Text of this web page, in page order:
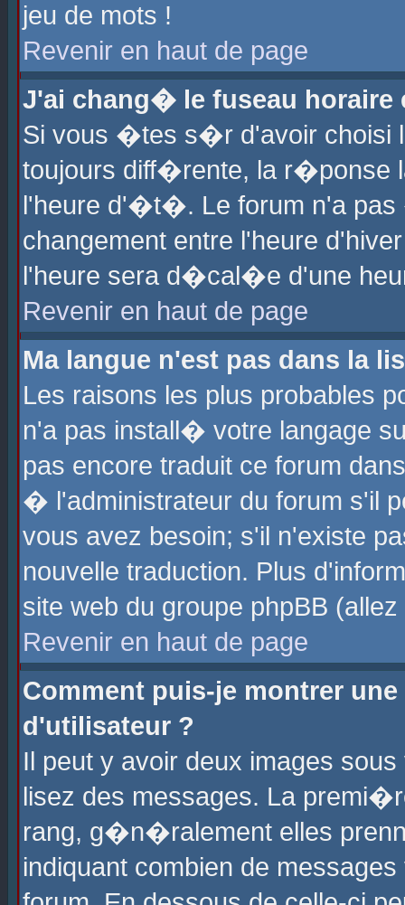
jeu de mots !
Revenir en haut de page
J'ai chang� le fuseau horaire
Si vous �tes s�r d'avoir choisi
toujours diff�rente, la r�ponse
l'heure d'�t�. Le forum n'a
changement entre l'heure
l'heure sera d�cal�e d'une
Revenir en haut de page
Ma langue n'est pas dans la
Les raisons les plus probables
n'a pas install� votre langage
pas encore traduit ce forum
� l'administrateur du forum s'il
vous avez besoin; s'il n'existe
nouvelle traduction. Plus
site web du groupe phpBB
Revenir en haut de page
Comment puis-je montrer
d'utilisateur ?
Il peut y avoir deux images
lisez des messages. La
rang, g�n�ralement elles
indiquant combien de